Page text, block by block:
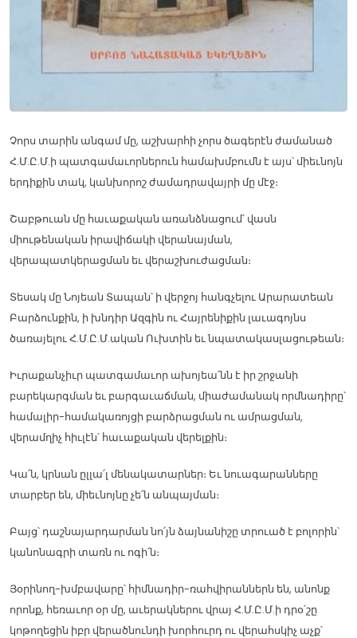
Չորս տարին անգամ մը, աշխարհի չորս ծագերէն ժամանած
Հ.Մ.Ը.Մ.ի պատգամաւորներուն համախմբումն է այս՝ միեւնոյն
երդիքին տակ, կանխորոշ ժամադրավայրի մը մէջ։
Շաբթուան մը հաւաքական առանձնացում՝ վասն
միութենական իրավիճակի վերանայման,
վերապատկերացման եւ վերաշխուժացման։
Տեսակ մը Նոյեան Տապան՝ ի վերջոյ հանգչելու Արարատեան
Բարձունքին, ի խնդիր Ազգին ու Հայրենիքին լաւագոյնս
ծառայելու Հ.Մ.Ը.Մ.ական Ուխտին եւ նպատակասլացութեան։
Իւրաքանչիւր պատգամաւոր ախոյեա՛նն է իր շրջանի
բարեկարգման եւ բարգաւաճման, միաժամանակ որմնադիրը՝
համալիր-համակառոյցի բարձրացման ու ամրացման,
վերամղիչ հիւլէն՝ հաւաքական վերելքին։
Կա՛ն, կրնան ըլլա՛լ մենակատարներ։ Եւ նուագարանները
տարբեր են, միեւնոյնը չե՛ն անպայման։
Բայց՝ դաշնայարդարման նո՛յն ձայնանիշը տրուած է բոլորին՝
կանոնագրի տառն ու ոգի՛ն։
Յօրինող-խմբավարը՝ հիմնադիր-ռահվիրաններն են, անոնք
որոնք, հեռաւոր օր մը, աւերակներու վրայ Հ.Մ.Ը.Մ.ի դրօ՛շը
կոթողեցին իբր վերածնունդի խորհուրդ ու վերահսկիչ աչք՝